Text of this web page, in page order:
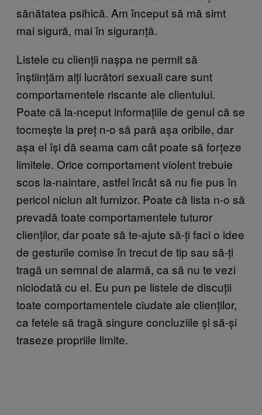
sănătatea psihică. Am început să mă simt
mai sigură, mai în siguranță.
Listele cu clienții nașpa ne permit să
înștiințăm alți lucrători sexuali care sunt
comportamentele riscante ale clientului.
Poate că la-nceput informațiile de genul că se
tocmește la preț n-o să pară așa oribile, dar
așa el își dă seama cam cât poate să forțeze
limitele. Orice comportament violent trebuie
scos la-naintare, astfel încât să nu fie pus în
pericol niciun alt furnizor. Poate că lista n-o să
prevadă toate comportamentele tuturor
clienților, dar poate să te-ajute să-ți faci o idee
de gesturile comise în trecut de tip sau să-ți
tragă un semnal de alarmă, ca să nu te vezi
niciodată cu el. Eu pun pe listele de discuții
toate comportamentele ciudate ale clienților,
ca fetele să tragă singure concluziile și să-și
traseze propriile limite.